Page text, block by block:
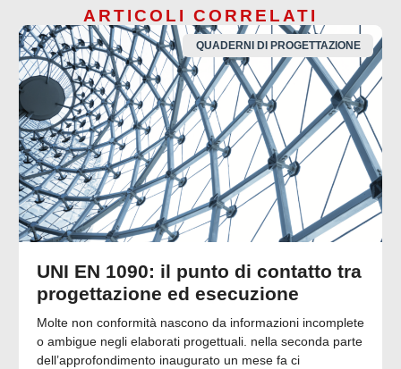
ARTICOLI CORRELATI
QUADERNI DI PROGETTAZIONE
UNI EN 1090: il punto di contatto tra
progettazione ed esecuzione
Molte non conformità nascono da informazioni incomplete
o ambigue negli elaborati progettuali. nella seconda parte
dell’approfondimento inaugurato un mese fa ci